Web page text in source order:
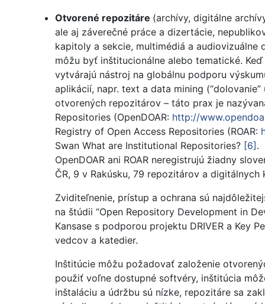
Otvorené repozitáre (archívy, digitálne
ale aj záverečné práce a dizertácie,
kapitoly a sekcie, multimédiá a
môžu byť inštitucionálne alebo tematické.
vytvárajú nástroj na globálnu podporu
aplikácií, napr. text a data mining
otvorených repozitárov – táto prax je
Repositories (OpenDOAR: http://
Registry of Open Access Repositories (ROAR:
Swan What are Institutional Repositories? [6] .
OpenDOAR ani ROAR neregistrujú žiadny
ČR, 9 v Rakúsku, 79 repozitárov a
Zviditeľnenie, prístup a ochrana sú
na štúdii “Open Repository Development in
Kansase s podporou projektu DRIVER a Key
vedcov a katedier.
Inštitúcie môžu požadovať založenie
použiť voľne dostupné softvéry, inštitúcia
inštaláciu a údržbu sú nízke, repozitáre sa